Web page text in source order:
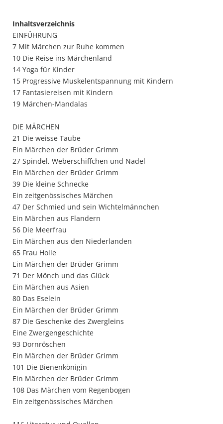
Inhaltsverzeichnis
EINFÜHRUNG
7 Mit Märchen zur Ruhe kommen
10 Die Reise ins Märchenland
14 Yoga für Kinder
15 Progressive Muskelentspannung mit Kindern
17 Fantasiereisen mit Kindern
19 Märchen-Mandalas
DIE MÄRCHEN
21 Die weisse Taube
Ein Märchen der Brüder Grimm
27 Spindel, Weberschiffchen und Nadel
Ein Märchen der Brüder Grimm
39 Die kleine Schnecke
Ein zeitgenössisches Märchen
47 Der Schmied und sein Wichtelmännchen
Ein Märchen aus Flandern
56 Die Meerfrau
Ein Märchen aus den Niederlanden
65 Frau Holle
Ein Märchen der Brüder Grimm
71 Der Mönch und das Glück
Ein Märchen aus Asien
80 Das Eselein
Ein Märchen der Brüder Grimm
87 Die Geschenke des Zwergleins
Eine Zwergengeschichte
93 Dornröschen
Ein Märchen der Brüder Grimm
101 Die Bienenkönigin
Ein Märchen der Brüder Grimm
108 Das Märchen vom Regenbogen
Ein zeitgenössisches Märchen